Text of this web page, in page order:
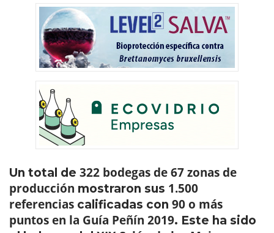
Un total de 322 bodegas de 67 zonas de
producción mostraron sus 1.500
referencias calificadas con 90 o más
puntos en la Guía Peñín 2019. Este ha sido